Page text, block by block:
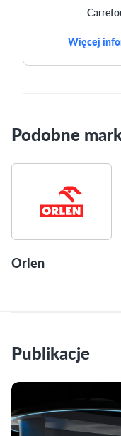
Więcej
Podobne
Orlen
Publikacje